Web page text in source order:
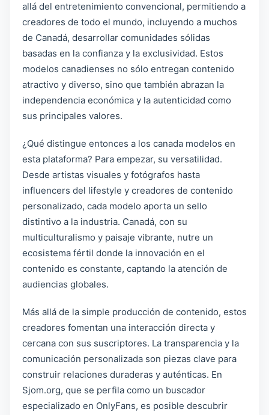
allá del entretenimiento convencional, permitiendo a
creadores de todo el mundo, incluyendo a muchos
de Canadá, desarrollar comunidades sólidas
basadas en la confianza y la exclusividad. Estos
modelos canadienses no sólo entregan contenido
atractivo y diverso, sino que también abrazan la
independencia económica y la autenticidad como
sus principales valores.
¿Qué distingue entonces a los canada modelos en
esta plataforma? Para empezar, su versatilidad.
Desde artistas visuales y fotógrafos hasta
influencers del lifestyle y creadores de contenido
personalizado, cada modelo aporta un sello
distintivo a la industria. Canadá, con su
multiculturalismo y paisaje vibrante, nutre un
ecosistema fértil donde la innovación en el
contenido es constante, captando la atención de
audiencias globales.
Más allá de la simple producción de contenido, estos
creadores fomentan una interacción directa y
cercana con sus suscriptores. La transparencia y la
comunicación personalizada son piezas clave para
construir relaciones duraderas y auténticas. En
Sjom.org, que se perfila como un buscador
especializado en OnlyFans, es posible descubrir